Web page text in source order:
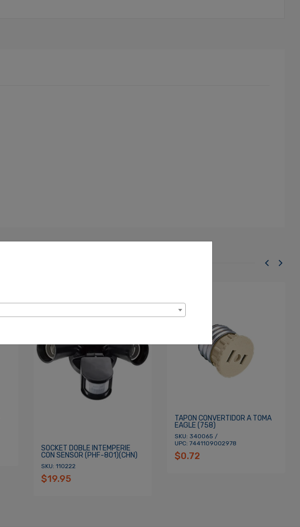
SOCKET DOBLE INTEMPERIE
CON SENSOR (PHF-801)(CHN)
SKU: 110222
$19.95
TAPON CONVERTIDOR A TOMA
EAGLE (758)
SKU: 340065 /
UPC: 7441109002978
$0.72